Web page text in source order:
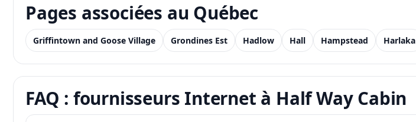
Pages associées au Québec
Griffintown and Goose Village Grondines Est Hadlow Hall Hampstead Harlaka
FAQ : fournisseurs Internet à Half Way Cabin